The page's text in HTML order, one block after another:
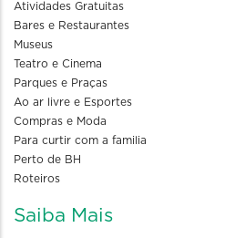
Atividades Gratuitas
Bares e Restaurantes
Museus
Teatro e Cinema
Parques e Praças
Ao ar livre e Esportes
Compras e Moda
Para curtir com a familia
Perto de BH
Roteiros
Saiba Mais